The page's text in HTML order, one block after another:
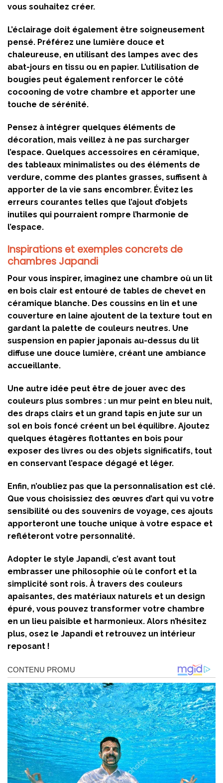
vous souhaitez créer.
L’éclairage doit également être soigneusement
pensé. Préférez une lumière douce et
chaleureuse, en utilisant des lampes avec des
abat-jours en tissu ou en papier. L’utilisation de
bougies peut également renforcer le côté
cocooning de votre chambre et apporter une
touche de sérénité.
Pensez à intégrer quelques éléments de
décoration, mais veillez à ne pas surcharger
l’espace. Quelques accessoires en céramique,
des tableaux minimalistes ou des éléments de
verdure, comme des plantes grasses, suffisent à
apporter de la vie sans encombrer. Évitez les
erreurs courantes telles que l’ajout d’objets
inutiles qui pourraient rompre l’harmonie de
l’espace.
Inspirations et exemples concrets de
chambres Japandi
Pour vous inspirer, imaginez une chambre où un lit
en bois clair est entouré de tables de chevet en
céramique blanche. Des coussins en lin et une
couverture en laine ajoutent de la texture tout en
gardant la palette de couleurs neutres. Une
suspension en papier japonais au-dessus du lit
diffuse une douce lumière, créant une ambiance
accueillante.
Une autre idée peut être de jouer avec des
couleurs plus sombres : un mur peint en bleu nuit,
des draps clairs et un grand tapis en jute sur un
sol en bois foncé créent un bel équilibre. Ajoutez
quelques étagères flottantes en bois pour
exposer des livres ou des objets significatifs, tout
en conservant l’espace dégagé et léger.
Enfin, n’oubliez pas que la personnalisation est clé.
Que vous choisissiez des œuvres d’art qui vu votre
sensibilité ou des souvenirs de voyage, ces ajouts
apporteront une touche unique à votre espace et
refléteront votre personnalité.
Adopter le style Japandi, c’est avant tout
embrasser une philosophie où le confort et la
simplicité sont rois. À travers des couleurs
apaisantes, des matériaux naturels et un design
épuré, vous pouvez transformer votre chambre
en un lieu paisible et harmonieux. Alors n’hésitez
plus, osez le Japandi et retrouvez un intérieur
reposant !